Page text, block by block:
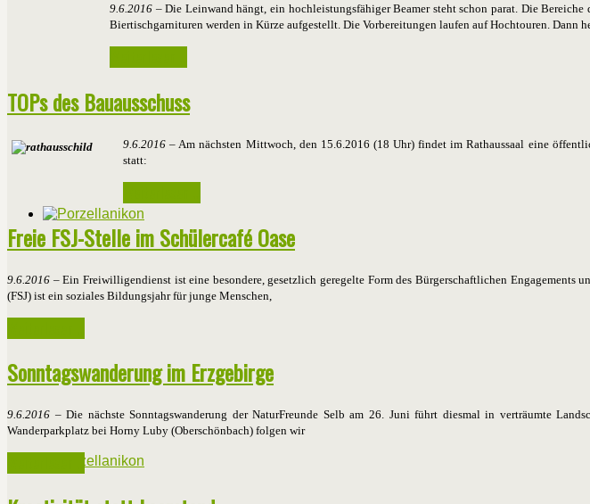
9.6.2016 – Die Leinwand hängt, ein hochleistungsfähiger Beamer steht schon parat. Die
Biertischgarnituren werden in Kürze aufgestellt. Die Vorbereitungen laufen auf Hochtouren. Dann
TOPs des Bauausschuss
9.6.2016 – Am nächsten Mittwoch, den 15.6.2016 (18 Uhr) findet im Rathaussaal eine
statt:
Freie FSJ-Stelle im Schülercafé Oase
9.6.2016 – Ein Freiwilligendienst ist eine besondere, gesetzlich geregelte Form des Bürgerschaftlichen
(FSJ) ist ein soziales Bildungsjahr für junge Menschen,
Sonntagswanderung im Erzgebirge
9.6.2016 – Die nächste Sonntagswanderung der NaturFreunde Selb am 26. Juni führt diesmal in verträumte
Wanderparkplatz bei Horny Luby (Oberschönbach) folgen wir